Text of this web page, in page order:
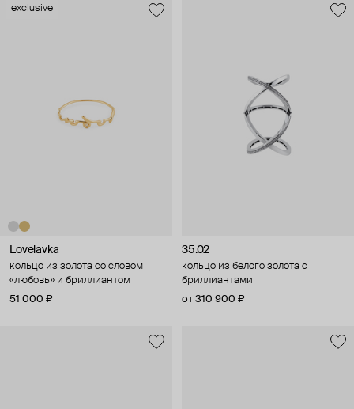
exclusive
Lovelavka
кольцо из золота со словом
«любовь» и бриллиантом
51 000 ₽
35.02
кольцо из белого золота с
бриллиантами
от 310 900 ₽